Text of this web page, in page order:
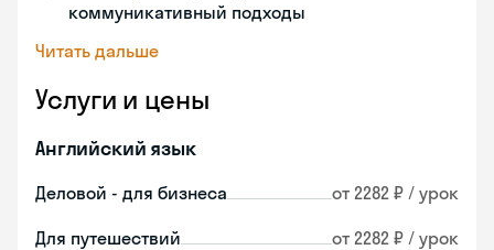
коммуникативный подходы
Читать дальше
Услуги и цены
Английский язык
Деловой - для бизнеса от 2282 ₽ / урок
Для путешествий от 2282 ₽ / урок